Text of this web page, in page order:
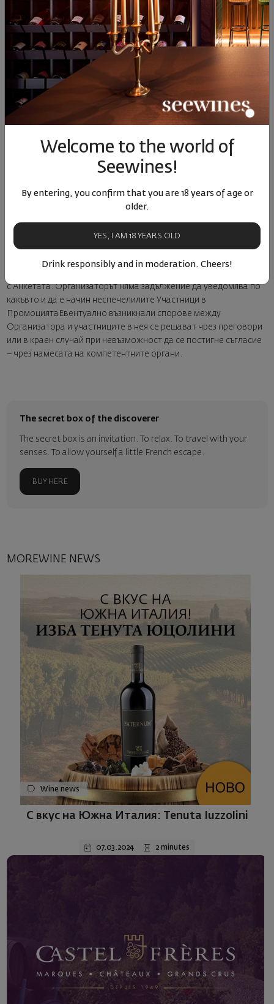
дисквалифицирани участници, които не отговарят на
условията за участие в Анкетата, както и в случай на
извършена от тях злоупотреба, недобросъвестно поведение,
използване на фалшива онлайн идентичност или нарушаване
на Правилата. При дисквалификация участникът губи правото
на спечелена награда, ако е спечелил такава. В случай на
дисквалификация участникът има право да отправи запитване
за причините и Организаторът следва да отговори на
изпратеното запитване.
XI. ЗАКЛЮЧИТЕЛНИ РАЗПОРЕДБИ
Организаторът си запазва правото по негова преценка да
промените следва да бъдат обявени и достъпни за всички
потребители на сайта на Организатора. Всеки участник в
20 202 (съобразно индивидуалния тарифен план на абоната,
без допълнително таксуване) или чрез изпращане на имейл на
следния електронен адрес info@seewines.com, където да
с Анкетата. Организаторът няма задължение да уведомява по
какъвто и да е начин неспечелилите Участници в
ПромоциятаЕвентуално възникнали спорове между
Организатора и участниците в нея се решават чрез преговори
или в краен случай при невъзможност да се постигне съгласие
– чрез намесата на компетентните органи.
The secret box of the discoverer
The secret box is an invitation. To relax. To travel with your
senses. To allow yourself a little French escape.
BUY HERE
MOREWINE NEWS
Wine news
С вкус на Южна Италия: Tenuta Iuzzolini
07.03.2024 2 minutes
Welcome to the world of
Seewines!
By entering, you confirm that you are 18 years of age or
older.
YES, I AM 18 YEARS OLD
Drink responsibly and in moderation. Cheers!